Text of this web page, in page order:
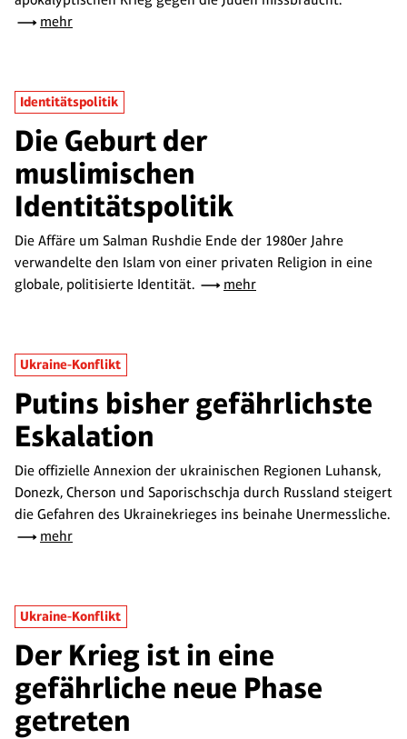
mehr
Identitätspolitik
Die Geburt der
muslimischen
Identitätspolitik
Die Affäre um Salman Rushdie Ende der 1980er Jahre
verwandelte den Islam von einer privaten Religion in eine
globale, politisierte Identität.
mehr
Ukraine-Konflikt
Putins bisher gefährlichste
Eskalation
Die offizielle Annexion der ukrainischen Regionen Luhansk,
Donezk, Cherson und Saporischschja durch Russland steigert
die Gefahren des Ukrainekrieges ins beinahe Unermessliche.
mehr
Ukraine-Konflikt
Der Krieg ist in eine
gefährliche neue Phase
getreten